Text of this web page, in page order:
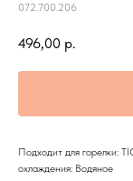
072.700.206
496,00 р.
Подходит для горелки:
охлаждения: Водяное